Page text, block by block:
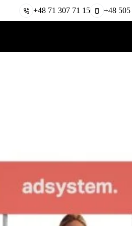
+48 71 307 71 15 +48